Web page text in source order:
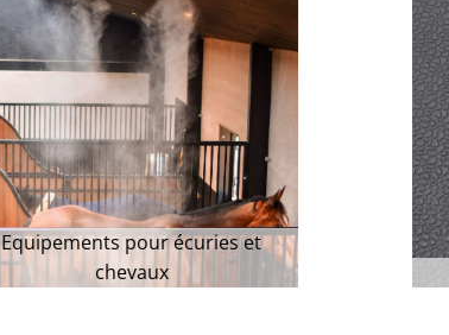
Equipements pour écuries et
chevaux